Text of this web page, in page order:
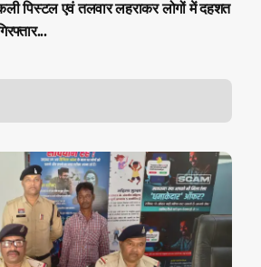
पिस्टल एवं तलवार लहराकर लोगों में दहशत